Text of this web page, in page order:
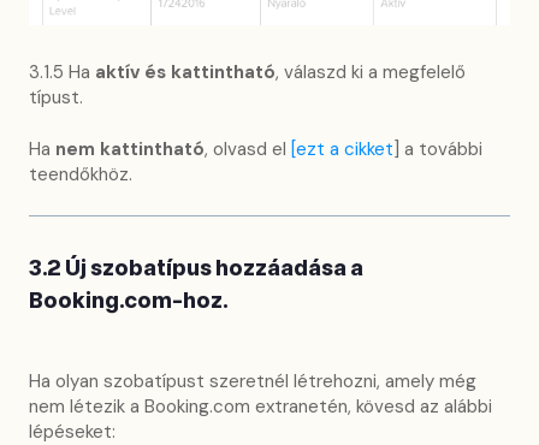
3.1.5 Ha aktív és kattintható, válaszd ki a megfelelő
típust.
Ha nem kattintható, olvasd el [ezt a cikket ] a további
teendőkhöz.
3.2 Új szobatípus hozzáadása a
Booking.com-hoz.
Ha olyan szobatípust szeretnél létrehozni, amely még
nem létezik a Booking.com extranetén, kövesd az alábbi
lépéseket: